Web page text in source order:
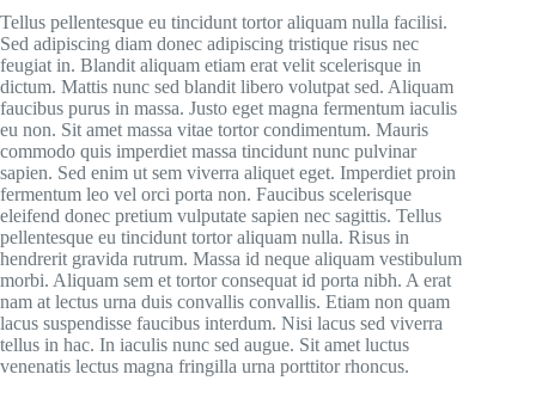
Tellus pellentesque eu tincidunt tortor aliquam nulla facilisi.
Sed adipiscing diam donec adipiscing tristique risus nec
feugiat in. Blandit aliquam etiam erat velit scelerisque in
dictum. Mattis nunc sed blandit libero volutpat sed. Aliquam
faucibus purus in massa. Justo eget magna fermentum iaculis
eu non. Sit amet massa vitae tortor condimentum. Mauris
commodo quis imperdiet massa tincidunt nunc pulvinar
sapien. Sed enim ut sem viverra aliquet eget. Imperdiet proin
fermentum leo vel orci porta non. Faucibus scelerisque
eleifend donec pretium vulputate sapien nec sagittis. Tellus
pellentesque eu tincidunt tortor aliquam nulla. Risus in
hendrerit gravida rutrum. Massa id neque aliquam vestibulum
morbi. Aliquam sem et tortor consequat id porta nibh. A erat
nam at lectus urna duis convallis convallis. Etiam non quam
lacus suspendisse faucibus interdum. Nisi lacus sed viverra
tellus in hac. In iaculis nunc sed augue. Sit amet luctus
venenatis lectus magna fringilla urna porttitor rhoncus.